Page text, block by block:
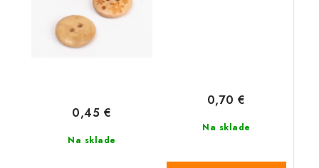
Na sklade
0,45 €
Na sklade
0,70 €